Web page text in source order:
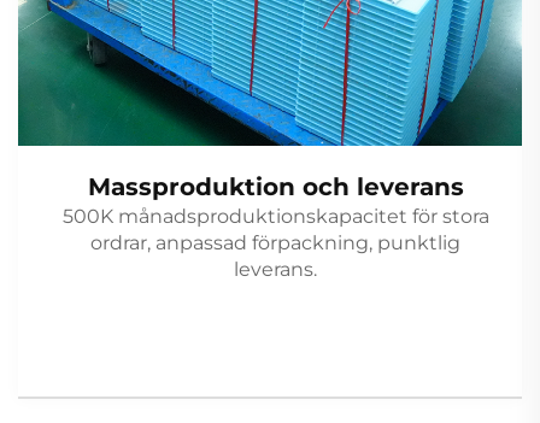
Massproduktion och leverans
500K månadsproduktionskapacitet för stora
ordrar, anpassad förpackning, punktlig
leverans.